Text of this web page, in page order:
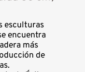
esculturas
encuentra
más
de